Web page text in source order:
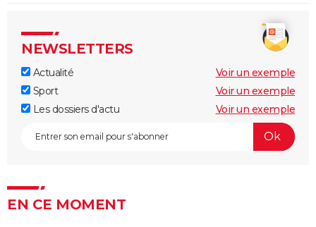
NEWSLETTERS
Actualité
Voir un exemple
Sport
Voir un exemple
Les dossiers d'actu
Voir un exemple
EN CE MOMENT